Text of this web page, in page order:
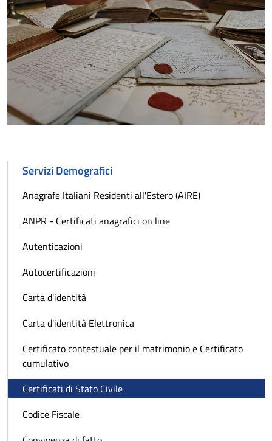
Servizi Demografici
Anagrafe Italiani Residenti all'Estero (AIRE)
ANPR - Certificati anagrafici on line
Autenticazioni
Autocertificazioni
Carta d'identità
Carta d'identità Elettronica
Certificato contestuale per il matrimonio e Certificato
cumulativo
Certificati di Stato Civile
Codice Fiscale